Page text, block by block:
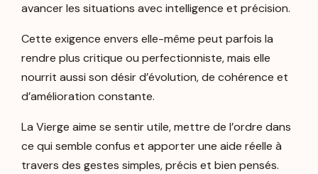
avancer les situations avec intelligence et précision.
Cette exigence envers elle-même peut parfois la
rendre plus critique ou perfectionniste, mais elle
nourrit aussi son désir d’évolution, de cohérence et
d’amélioration constante.
La Vierge aime se sentir utile, mettre de l’ordre dans
ce qui semble confus et apporter une aide réelle à
travers des gestes simples, précis et bien pensés.